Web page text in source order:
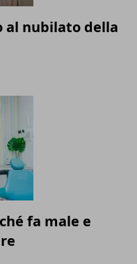
al nubilato della
fa male e